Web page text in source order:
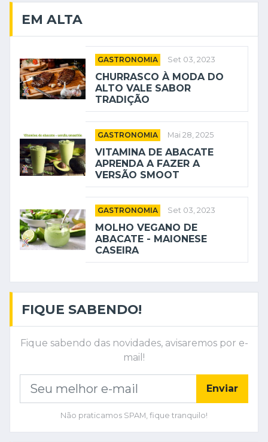
EM ALTA
GASTRONOMIA Set 03, 2023
CHURRASCO À MODA DO
ALTO VALE SABOR
TRADIÇÃO
GASTRONOMIA Mai 28, 2025
VITAMINA DE ABACATE
APRENDA A FAZER A
VERSÃO SMOOT
GASTRONOMIA Set 03, 2023
MOLHO VEGANO DE
ABACATE - MAIONESE
CASEIRA
FIQUE SABENDO!
Fique sabendo das novidades, avisaremos por e-
mail!
Enviar
Não praticamos SPAM, fique tranquilo!